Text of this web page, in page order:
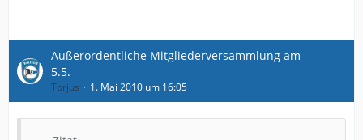
Außerordentliche Mitgliederversammlung am
5.5.
Torjus 1. Mai 2010 um 16:05